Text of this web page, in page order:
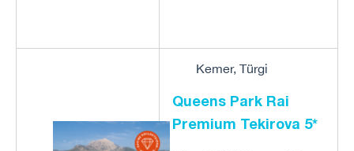
Kemer, Türgi
Queens Park Rai
Premium Tekirova 5*